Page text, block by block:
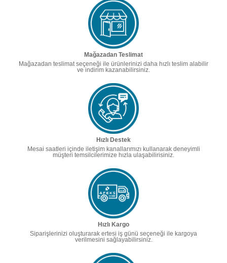
Mağazadan Teslimat
Mağazadan teslimat seçeneği ile ürünlerinizi daha hızlı teslim alabilir
ve indirim kazanabilirsiniz.
Hızlı Destek
Mesai saatleri içinde iletişim kanallarımızı kullanarak deneyimli
müşteri temsilcilerimize hızla ulaşabilirisiniz.
Hızlı Kargo
Siparişlerinizi oluşturarak ertesi iş günü seçeneği ile kargoya
verilmesini sağlayabilirsiniz.